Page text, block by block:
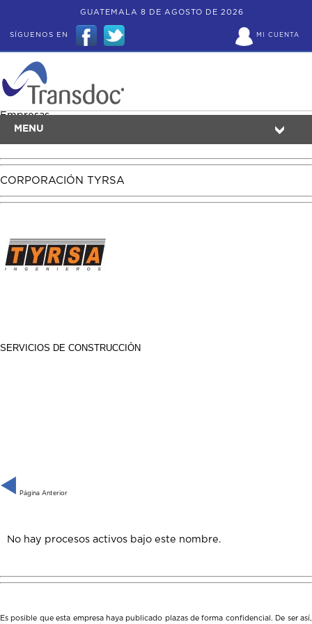
GUATEMALA 8 DE AGOSTO DE 2026
MI CUENTA
SÍGUENOS EN
MENU
Empresas
CORPORACIÓN TYRSA
SERVICIOS DE CONSTRUCCIÓN
Página Anterior
No hay procesos activos bajo este nombre.
Es posible que esta empresa haya publicado plazas de forma confidencial. De ser así,